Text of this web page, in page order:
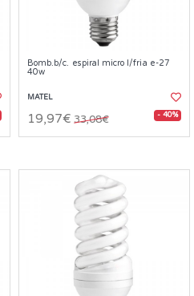
Bomb.b/c. espiral micro l/fria e-27
40w
MATEL
19,97€ 33,08€ - 40%